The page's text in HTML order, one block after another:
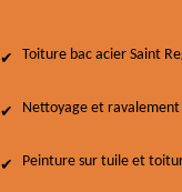
Toiture bac acier Saint
Nettoyage et ravalement
Peinture sur tuile et